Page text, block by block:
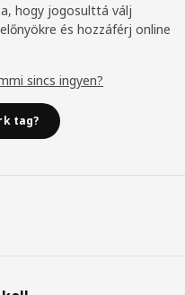
hogy jogosulttá válj
és hozzáférj online
sincs ingyen?
tag?